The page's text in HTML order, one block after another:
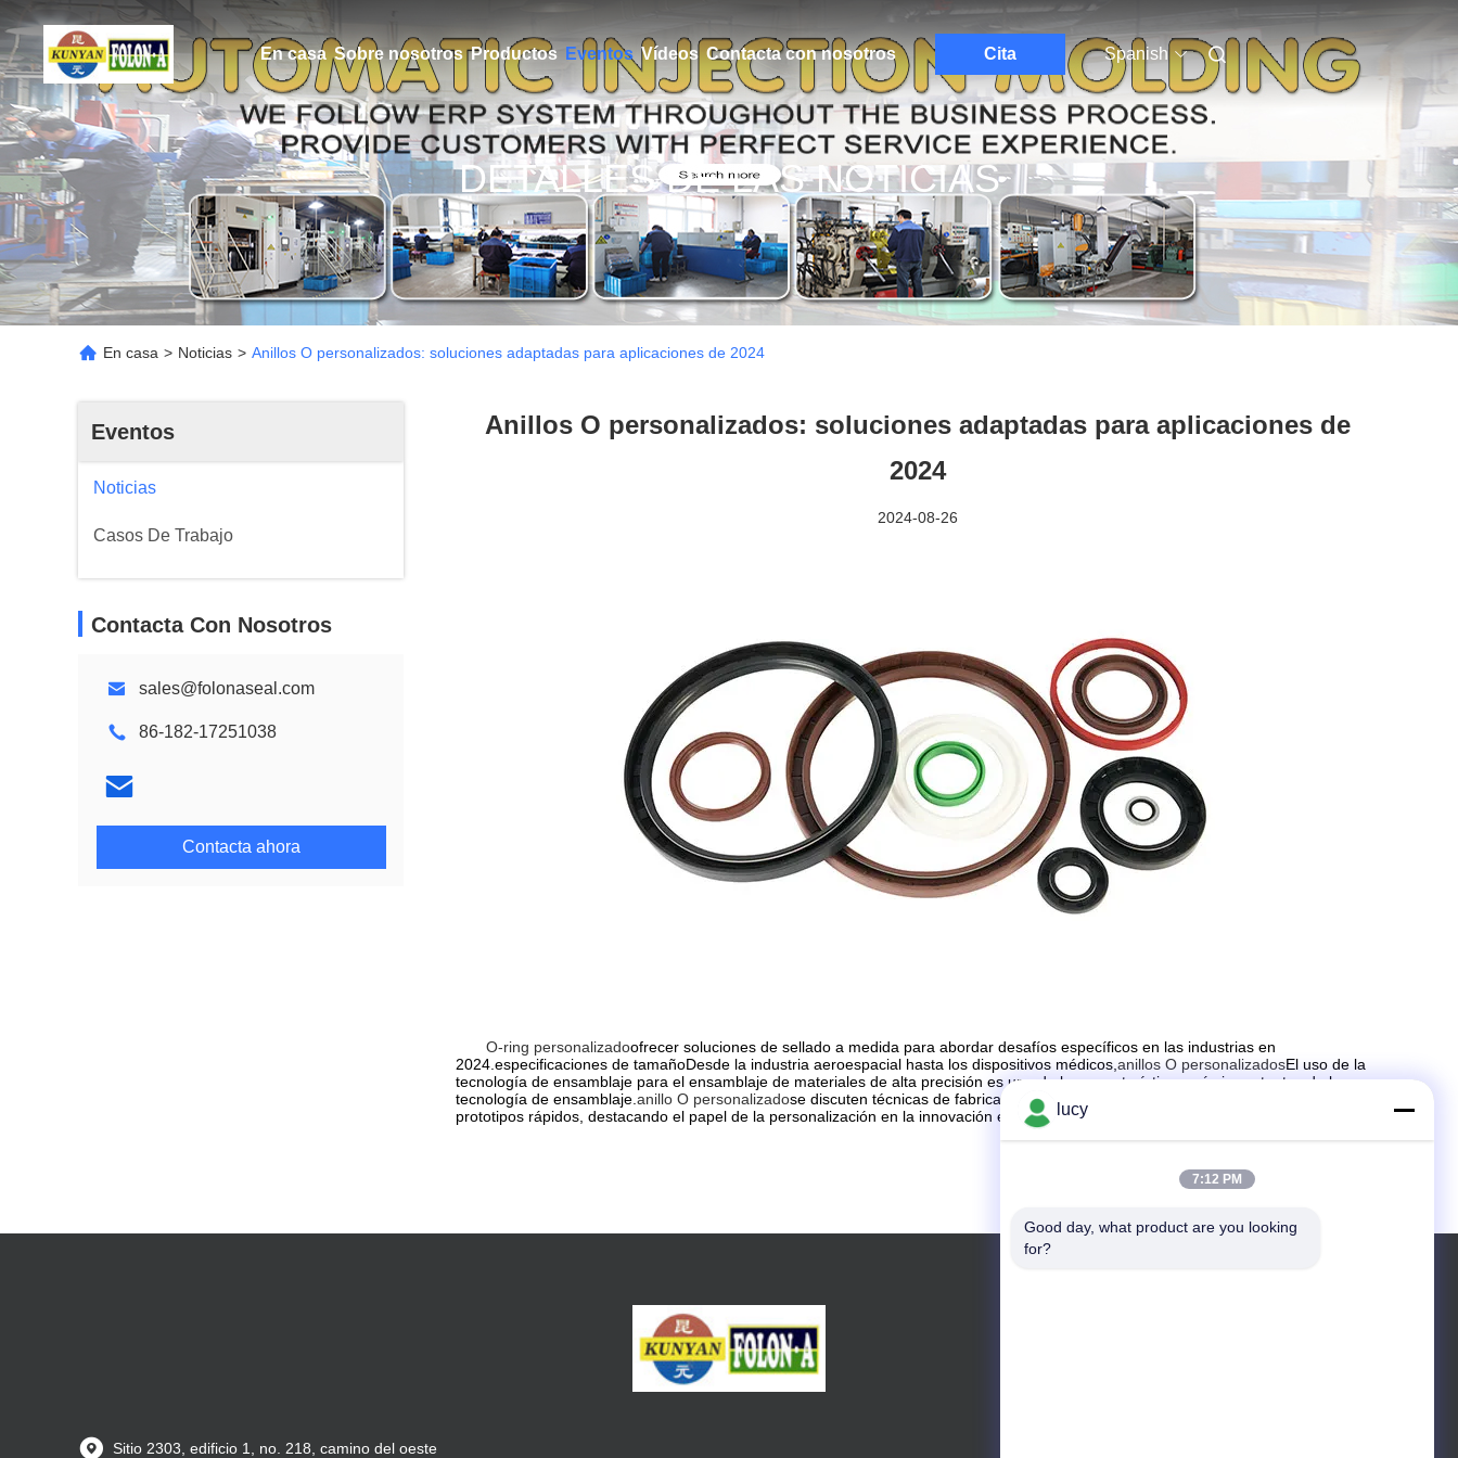
En casa Sobre nosotros Productos Eventos Vídeos Contacta con nosotros Cita Spanish
DETALLES DE LAS NOTICIAS
En casa > Noticias > Anillos O personalizados: soluciones adaptadas para aplicaciones de 2024
Eventos
Noticias
Casos De Trabajo
Contacta Con Nosotros
sales@folonaseal.com
86-182-17251038
Contacta ahora
Anillos O personalizados: soluciones adaptadas para aplicaciones de
2024
2024-08-26
O-ring personalizadoofrecer soluciones de sellado a medida para abordar desafíos específicos en las industrias en
2024.especificaciones de tamañoDesde la industria aeroespacial hasta los dispositivos médicos, anillos O personalizadosEl uso de la
tecnología de ensamblaje para el ensamblaje de materiales de alta precisión es una de las características más importantes de la
tecnología de ensamblaje. anillo O personalizadose discuten técnicas de fabricación, como la fabricación aditiva y la creación de
prototipos rápidos, destacando el papel de la personalización en la innovación en 2024.
Sitio 2303, edificio 1, no. 218, camino del oeste
lucy
7:12 PM
Good day, what product are you looking
for?